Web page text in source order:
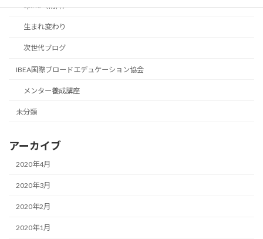
Spirid（精神）
生まれ変わり
次世代ブログ
IBEA国際ブロードエデュケーション協会
メンター養成講座
未分類
アーカイブ
2020年4月
2020年3月
2020年2月
2020年1月